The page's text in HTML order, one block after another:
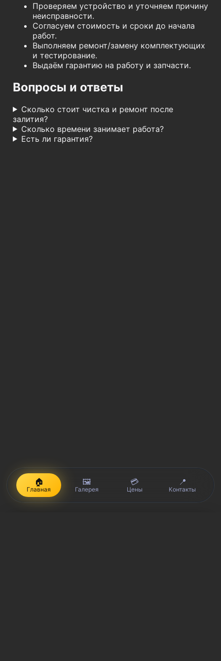
Проверяем устройство и уточняем причину
неисправности.
Согласуем стоимость и сроки до начала
работ.
Выполняем ремонт/замену комплектующих
и тестирование.
Выдаём гарантию на работу и запчасти.
Вопросы и ответы
Сколько стоит чистка и ремонт после
залития?
Сколько времени занимает работа?
Есть ли гарантия?
🏠
Главная
🖼️
Галерея
💳
Цены
📍
Контакты